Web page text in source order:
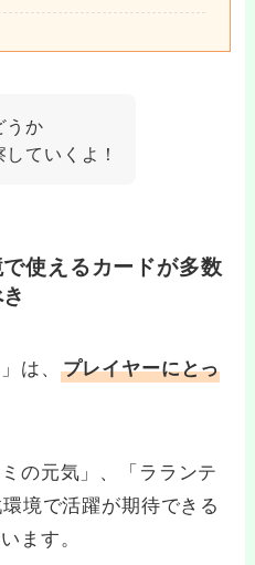
うか
ていくよ！
使えるカードが多数
は、
プレイヤーにとっ
の元気」、「ラランテ
境で活躍が期待できる
ます。